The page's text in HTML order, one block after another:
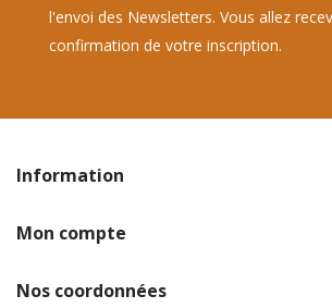
l'envoi des Newsletters. Vous allez
confirmation de votre inscription.
Information
Mon compte
Nos coordonnées